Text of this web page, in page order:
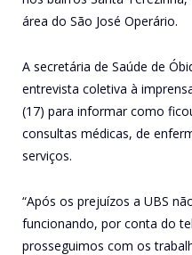
área do São José Operário.
A secretária de Saúde de
entrevista coletiva à
(17) para informar como
consultas médicas, de
serviços.
“Após os prejuízos a UBS
funcionando, por conta do
prosseguimos com os